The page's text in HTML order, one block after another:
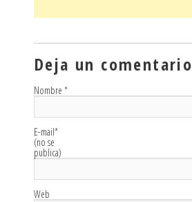
Deja un comentario
Nombre *
E-mail*
(no se
publica)
Web